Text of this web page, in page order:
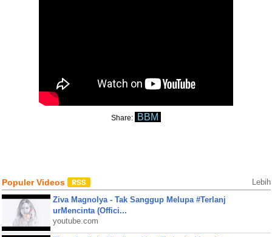
Share: BBM
Populer Videos Lebih
Ziva Magnolya - Tak Sanggup Melupa #Terlanj
urMencinta (Offici...
youtube.com